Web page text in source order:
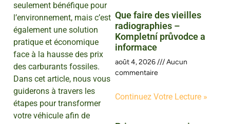
seulement bénéfique pour
l’environnement, mais c’est
également une solution
pratique et économique
face à la hausse des prix
des carburants fossiles.
Dans cet article, nous vous
guiderons à travers les
étapes pour transformer
votre véhicule afin de
Que faire des vieilles
radiographies –
Kompletní průvodce a
informace
août 4, 2026
Aucun
commentaire
Continuez Votre Lecture »